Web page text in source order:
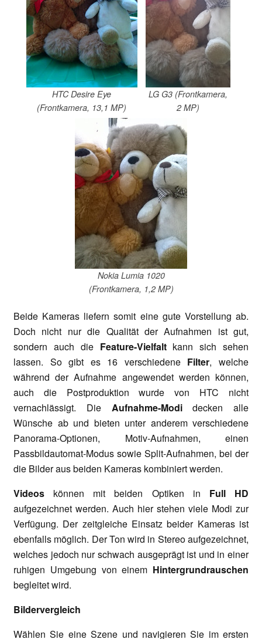
HTC Desire Eye
(Frontkamera, 13,1 MP)
LG G3 (Frontkamera,
2 MP)
Nokia Lumia 1020
(Frontkamera, 1,2 MP)
Beide Kameras liefern somit eine gute Vorstellung ab.
Doch nicht nur die Qualität der Aufnahmen ist gut,
sondern auch die Feature-Vielfalt kann sich sehen
lassen. So gibt es 16 verschiedene Filter, welche
während der Aufnahme angewendet werden können,
auch die Postproduktion wurde von HTC nicht
vernachlässigt. Die Aufnahme-Modidecken alle
Wünsche ab und bieten unter anderem verschiedene
Panorama-Optionen, Motiv-Aufnahmen, einen
Passbildautomat-Modus sowie Split-Aufnahmen, bei der
die Bilder aus beiden Kameras kombiniert werden.
Videos können mit beiden Optiken in Full HD
aufgezeichnet werden. Auch hier stehen viele Modi zur
Verfügung. Der zeitgleiche Einsatz beider Kameras ist
ebenfalls möglich. Der Ton wird in Stereo aufgezeichnet,
welches jedoch nur schwach ausgeprägt ist und in einer
ruhigen Umgebung von einem Hintergrundrauschen
begleitet wird.
Bildervergleich
Wählen Sie eine Szene und navigieren Sie im ersten